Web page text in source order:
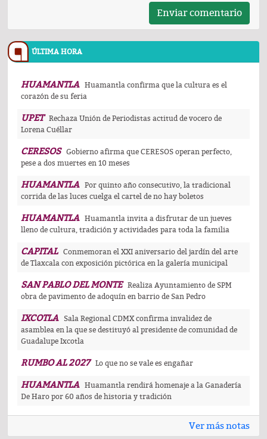
Enviar comentario
ÚLTIMA HORA
HUAMANTLA
Huamantla confirma que la cultura es el
corazón de su feria
UPET
Rechaza Unión de Periodistas actitud de vocero de
Lorena Cuéllar
CERESOS
Gobierno afirma que CERESOS operan perfecto,
pese a dos muertes en 10 meses
HUAMANTLA
Por quinto año consecutivo, la tradicional
corrida de las luces cuelga el cartel de no hay boletos
HUAMANTLA
Huamantla invita a disfrutar de un jueves
lleno de cultura, tradición y actividades para toda la familia
CAPITAL
Conmemoran el XXI aniversario del jardín del arte
de Tlaxcala con exposición pictórica en la galería municipal
SAN PABLO DEL MONTE
Realiza Ayuntamiento de SPM
obra de pavimento de adoquín en barrio de San Pedro
IXCOTLA
Sala Regional CDMX confirma invalidez de
asamblea en la que se destituyó al presidente de comunidad de
Guadalupe Ixcotla
RUMBO AL 2027 Lo que no se vale es engañar
HUAMANTLA
Huamantla rendirá homenaje a la Ganadería
De Haro por 60 años de historia y tradición
Ver más notas